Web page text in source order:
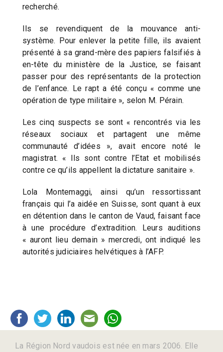
recherché.
Ils se revendiquent de la mouvance anti-
système. Pour enlever la petite fille, ils avaient
présenté à sa grand-mère des papiers falsifiés à
en-tête du ministère de la Justice, se faisant
passer pour des représentants de la protection
de l’enfance. Le rapt a été conçu « comme une
opération de type militaire », selon M. Pérain.
Les cinq suspects se sont « rencontrés via les
réseaux sociaux et partagent une même
communauté d’idées », avait encore noté le
magistrat. « Ils sont contre l’Etat et mobilisés
contre ce qu’ils appellent la dictature sanitaire ».
Lola Montemaggi, ainsi qu’un ressortissant
français qui l’a aidée en Suisse, sont quant à eux
en détention dans le canton de Vaud, faisant face
à une procédure d’extradition. Leurs auditions
« auront lieu demain » mercredi, ont indiqué les
autorités judiciaires helvétiques à l’AFP.
La Région Nord vaudois est née en mars 2006. Elle